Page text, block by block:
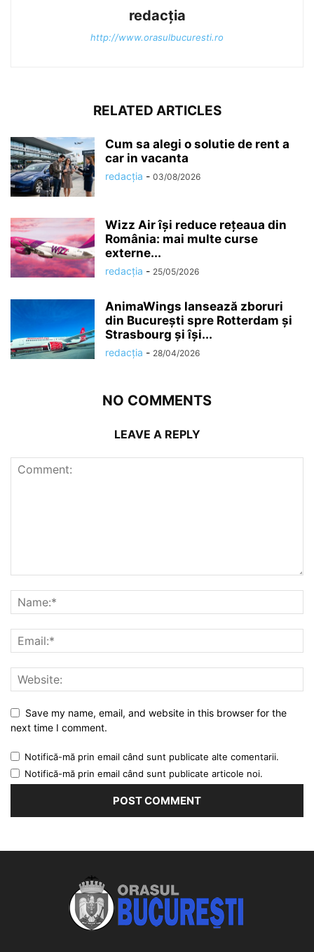
redacția
http://www.orasulbucuresti.ro
RELATED ARTICLES
Cum sa alegi o solutie de rent a
car in vacanta
redacția - 03/08/2026
Wizz Air își reduce rețeaua din
România: mai multe curse
externe...
redacția - 25/05/2026
AnimaWings lansează zboruri
din București spre Rotterdam și
Strasbourg și își...
redacția - 28/04/2026
NO COMMENTS
LEAVE A REPLY
Save my name, email, and website in this browser for the
next time I comment.
Notifică-mă prin email când sunt publicate alte comentarii.
Notifică-mă prin email când sunt publicate articole noi.